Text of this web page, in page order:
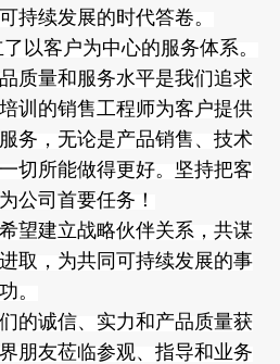
持续发展的时代答卷。
以客户为中心的服务体系。
质量和服务水平是我们追求
训的销售工程师为客户提供
务，无论是产品销售、技术
切所能做得更好。坚持把客
公司首要任务！
望建立战略伙伴关系，共谋
取，为共同可持续发展的事
。
的诚信、实力和产品质量获
朋友莅临参观、指导和业务